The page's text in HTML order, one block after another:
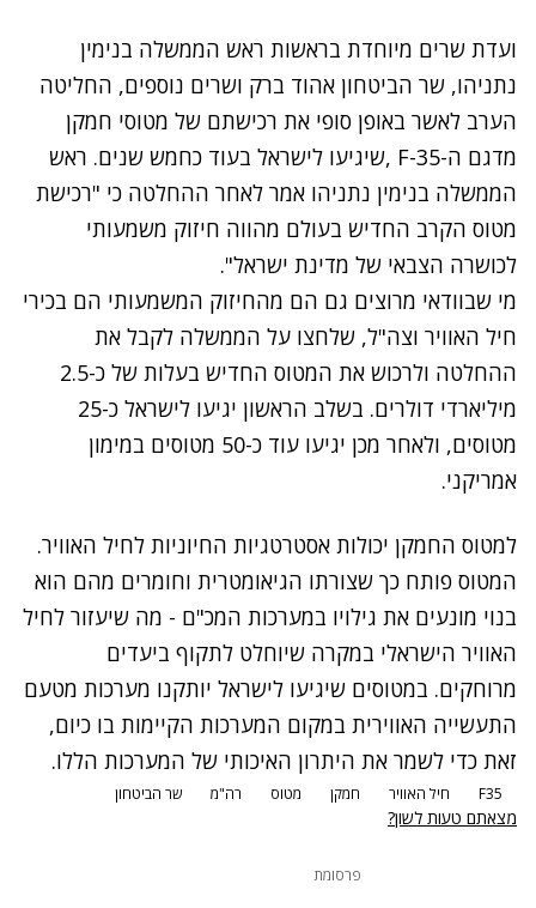
ועדת שרים מיוחדת בראשות ראש הממשלה בנימין
נתניהו, שר הביטחון אהוד ברק ושרים נוספים, החליטה
הערב לאשר באופן סופי את רכישתם של מטוסי חמקן
מדגם ה-F-35 ,שיגיעו לישראל בעוד כחמש שנים. ראש
הממשלה בנימין נתניהו אמר לאחר ההחלטה כי "רכישת
מטוס הקרב החדיש בעולם מהווה חיזוק משמעותי
לכושרה הצבאי של מדינת ישראל".
מי שבוודאי מרוצים גם הם מהחיזוק המשמעותי הם בכירי
חיל האוויר וצה"ל, שלחצו על הממשלה לקבל את
ההחלטה ולרכוש את המטוס החדיש בעלות של כ-2.5
מיליארדי דולרים. בשלב הראשון יגיעו לישראל כ-25
מטוסים, ולאחר מכן יגיעו עוד כ-50 מטוסים במימון
אמריקני.
למטוס החמקן יכולות אסטרטגיות החיוניות לחיל האוויר.
המטוס פותח כך שצורתו הגיאומטרית וחומרים מהם הוא
בנוי מונעים את גילויו במערכות המכ"ם - מה שיעזור לחיל
האוויר הישראלי במקרה שיוחלט לתקוף ביעדים
מרוחקים. במטוסים שיגיעו לישראל יותקנו מערכות מטעם
התעשייה האווירית במקום המערכות הקיימות בו כיום,
זאת כדי לשמר את היתרון האיכותי של המערכות הללו.
F35 חיל האוויר חמקן מטוס רה"מ שר הביטחון
מצאתם טעות לשון?
פרסומת